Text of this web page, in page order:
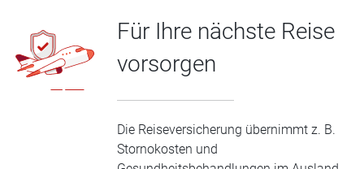
Für Ihre nächste Reise
vorsorgen
Die Reiseversicherung übernimmt z. B.
Stornokosten und